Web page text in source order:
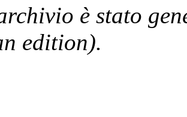
è stato
edition).